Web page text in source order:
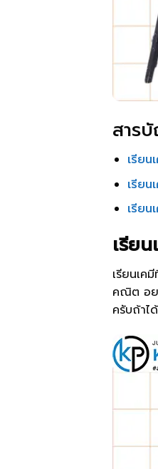
สาร
เรียน
เรีย
เรีย
เรีย
เรียนเค
คณิต อย
ครับถ้าไ